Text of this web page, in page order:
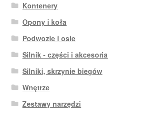
Kontenery
Opony i koła
Podwozie i osie
Silnik - części i akcesoria
Silniki, skrzynie biegów
Wnętrze
Zestawy narzędzi